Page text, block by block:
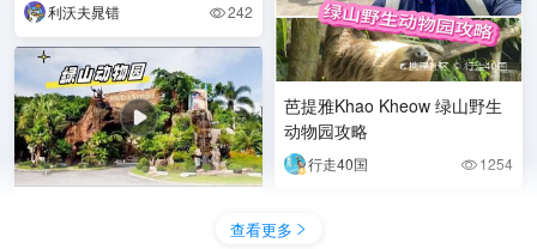
利沃夫晁错 242
芭提雅Khao Kheow 绿山野生
动物园攻略
行走40国  1254
查看更多 